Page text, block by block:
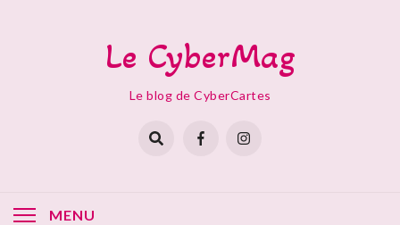
Le CyberMag
Le blog de CyberCartes
MENU